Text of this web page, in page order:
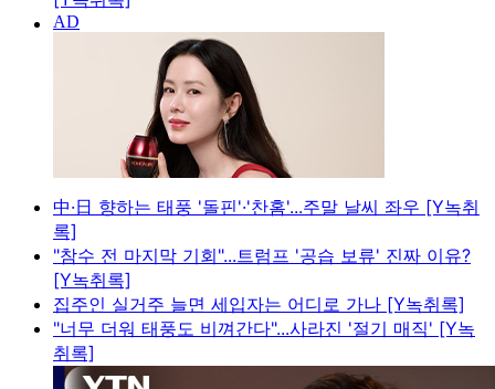
中·日 향하는 태풍 '돌핀'·'찬홈'...주말 날씨 좌우 [Y녹취
록]
"참수 전 마지막 기회"...트럼프 '공습 보류' 진짜 이유?
[Y녹취록]
집주인 실거주 늘면 세입자는 어디로 가나 [Y녹취록]
"너무 더워 태풍도 비껴간다"...사라진 '절기 매직' [Y녹
취록]